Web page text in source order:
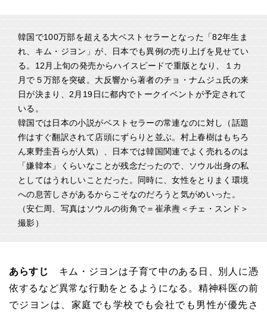
韓国で100万部を超える大ベストセラーとなった「82年生ま
れ、キム・ジヨン」が、日本でも異例の売り上げを見せてい
る。12月上旬の発売からハイスピードで重版となり、１カ
月で５万部を突破。大反響から著者のチョ・ナムジュ氏の来
日が決まり、2月19日に都内でトークイベントが予定されて
いる。
韓国では日本の小説がベストセラーの常連なのに対し（話題
作はすぐ翻訳されて店頭にずらりと並ぶ。村上春樹はもちろ
ん東野圭吾らが人気）、日本では韓国関連でよく売れるのは
「嫌韓本」くらいなことが残念だったので、ソウル出身の私
としてはうれしいことだった。同時に、女性をとりまく環境
への息苦しさがあるからこそなのだろうと気がめいった。
（安仁周、写真はソウルの街角で＝崔承燾＜チェ・スンド＞
撮影）
あらすじ
キム・ジヨンは子育て中のある日、別人に憑
依するなど異常な行動をとるようになる。精神科医の前
でジヨンは、家庭でも学校でも会社でも男性が優先さ